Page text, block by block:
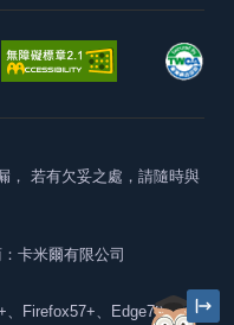
， 若有欠妥之處，請隨時與
：卡米爾有限公司
、Firefox57+、Edge79+及